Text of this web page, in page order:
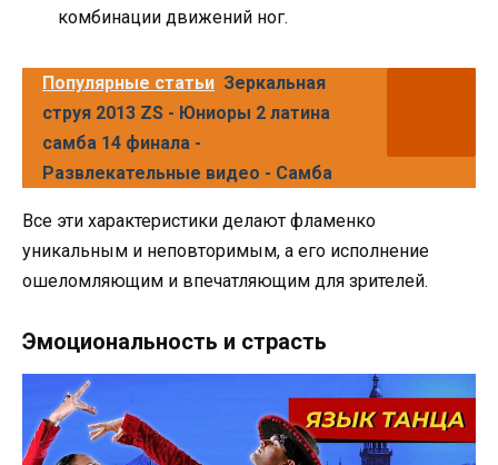
комбинации движений ног.
Популярные статьи Зеркальная
струя 2013 ZS - Юниоры 2 латина
самба 14 финала -
Развлекательные видео - Самба
Все эти характеристики делают фламенко
уникальным и неповторимым, а его исполнение
ошеломляющим и впечатляющим для зрителей.
Эмоциональность и страсть